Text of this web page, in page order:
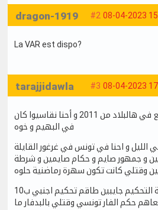
#2 08-04-2023
dragon-1919
La VAR est dispo?
#3 08-04-2023
tarajjidawla
قداش منسوب البهامة طلع في هالبلاد من 2011 و أحنا نقاسيوا كان
في البهيم و خوه
الليل و احنا في تونس في غرغور القايلة
و جمهور صايم و حكام صايمين و شرطة
وقتلي كانت تكون سهرة رماضنية حلوه
بربي البهايم متاع لجنة التحكيم جايبين طاقم تحكيم اجنبي ب10
حكم الفار تونسي وقتلي بالبدفار ما